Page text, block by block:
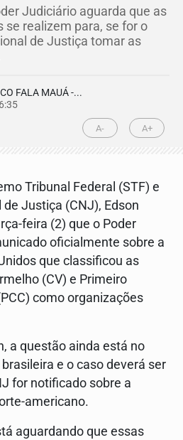
Judiciário aguarda que as
realizem para, se for o
de Justiça tomar as
FALA MAUÁ -...
A- A+
Tribunal Federal (STF) e
Justiça (CNJ), Edson
feira (2) que o Poder
oficialmente sobre a
que classificou as
(CV) e Primeiro
como organizações
a questão ainda está no
e o caso deverá ser
for notificado sobre a
americano.
aguardando que essas